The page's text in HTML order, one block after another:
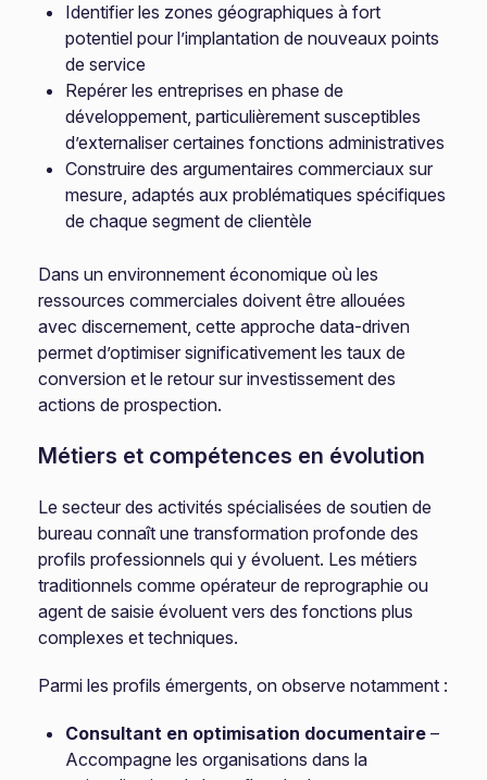
Identifier les zones géographiques à fort
potentiel pour l’implantation de nouveaux points
de service
Repérer les entreprises en phase de
développement, particulièrement susceptibles
d’externaliser certaines fonctions administratives
Construire des argumentaires commerciaux sur
mesure, adaptés aux problématiques spécifiques
de chaque segment de clientèle
Dans un environnement économique où les
ressources commerciales doivent être allouées
avec discernement, cette approche data-driven
permet d’optimiser significativement les taux de
conversion et le retour sur investissement des
actions de prospection.
Métiers et compétences en évolution
Le secteur des activités spécialisées de soutien de
bureau connaît une transformation profonde des
profils professionnels qui y évoluent. Les métiers
traditionnels comme opérateur de reprographie ou
agent de saisie évoluent vers des fonctions plus
complexes et techniques.
Parmi les profils émergents, on observe notamment :
Consultant en optimisation documentaire –
Accompagne les organisations dans la